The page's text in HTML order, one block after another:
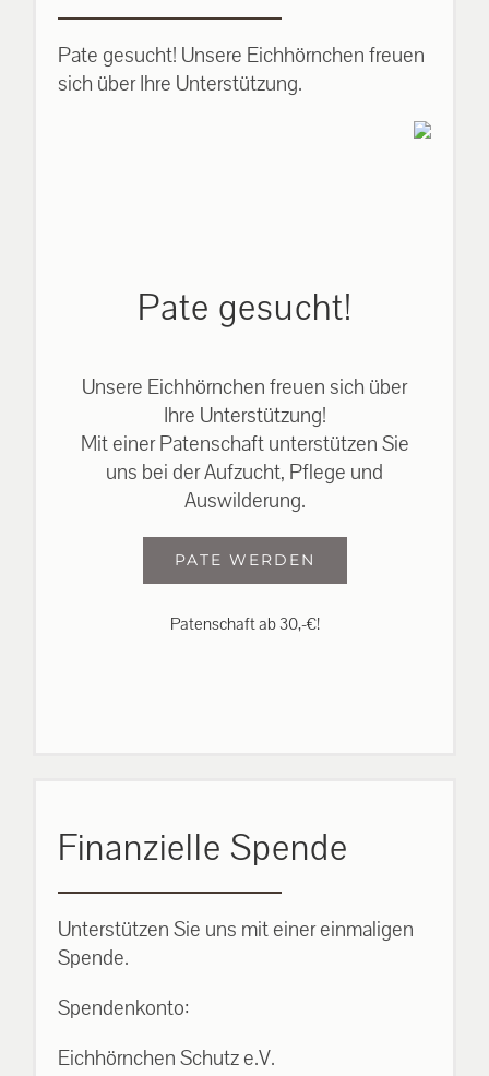
Pate gesucht! Unsere Eichhörnchen freuen
sich über Ihre Unterstützung.
Pate gesucht!
Unsere Eichhörnchen freuen sich über
Ihre Unterstützung!
Mit einer Patenschaft unterstützen Sie
uns bei der Aufzucht, Pflege und
Auswilderung.
PATE WERDEN
Patenschaft ab 30,-€!
Finanzielle Spende
Unterstützen Sie uns mit einer einmaligen
Spende.
Spendenkonto:
Eichhörnchen Schutz e.V.